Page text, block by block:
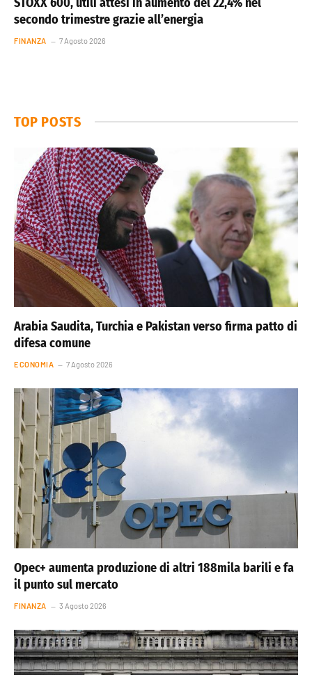
secondo trimestre grazie all’energia
FINANZA 7 Agosto 2026
TOP POSTS
Arabia Saudita, Turchia e Pakistan verso firma patto di
difesa comune
ECONOMIA 7 Agosto 2026
Opec+ aumenta produzione di altri 188mila barili e fa
il punto sul mercato
FINANZA 3 Agosto 2026